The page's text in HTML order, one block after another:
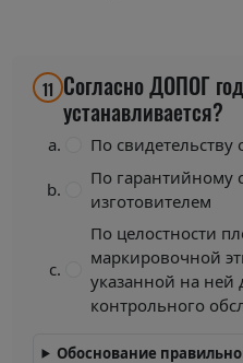
11 Согласно ДОПОГ
устанавливается?
По
По гарантийному
изготовителем
По целостности
маркировочной
указанной на ней
контрольного
Обоснование